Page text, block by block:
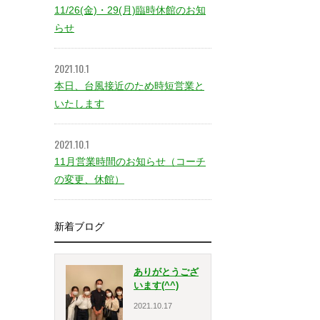
11/26(金)・29(月)臨時休館のお知
らせ
2021.10.1
本日、台風接近のため時短営業と
いたします
2021.10.1
11月営業時間のお知らせ（コーチ
の変更、休館）
新着ブログ
ありがとうござ
います(^^)
2021.10.17